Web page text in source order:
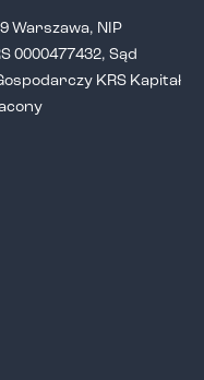
Warszawa, NIP
0000477432, Sąd
KRS Kapitał